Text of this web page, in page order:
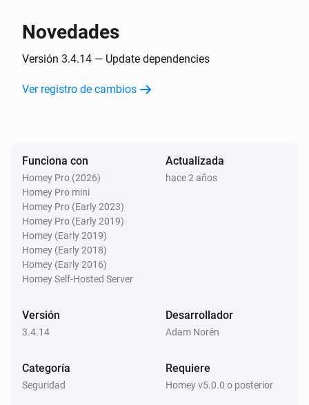
Y...
Home
El estado es
Keypad
La alarma de la batería está activada
Smart Lock
Una cerradura está cerrada
Entonces...
Cerrar
Novedades
Versión 3.4.14 — Update dependencies
Ver registro de cambios
Funciona con
Homey Pro (2026)
Homey Pro mini
Homey Pro (Early 2023)
Homey Pro (Early 2019)
Homey (Early 2019)
Homey (Early 2018)
Homey (Early 2016)
Homey Self-Hosted Server
Actualizada
hace 2 años
Versión
3.4.14
Desarrollador
Adam Norén
Categoría
Seguridad
Requiere
Homey v5.0.0 o posterior